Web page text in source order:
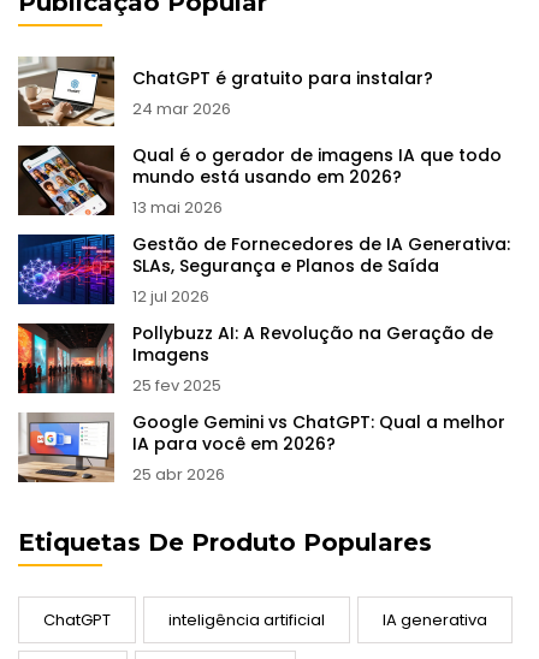
ChatGPT é gratuito para instalar?
24 mar 2026
Qual é o gerador de imagens IA que todo
mundo está usando em 2026?
13 mai 2026
Gestão de Fornecedores de IA Generativa:
SLAs, Segurança e Planos de Saída
12 jul 2026
Pollybuzz AI: A Revolução na Geração de
Imagens
25 fev 2025
Google Gemini vs ChatGPT: Qual a melhor
IA para você em 2026?
25 abr 2026
Etiquetas De Produto Populares
ChatGPT inteligência artificial IA generativa